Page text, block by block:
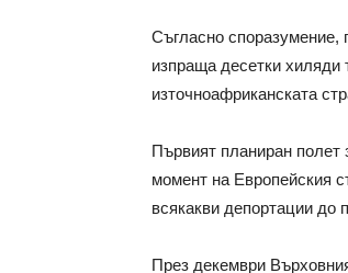
Съгласно споразумение,
изпраща десетки
източноафриканската
Първият планиран полет
момент на Европейския
всякакви депортации до
През декември